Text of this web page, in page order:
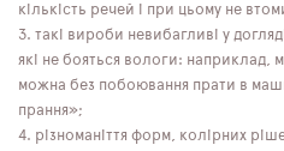
кількість речей і при цьому не
такі вироби невибагливі у
які не бояться вологи: наприклад,
можна без побоювання прати в
прання»;
різноманіття форм, колірних